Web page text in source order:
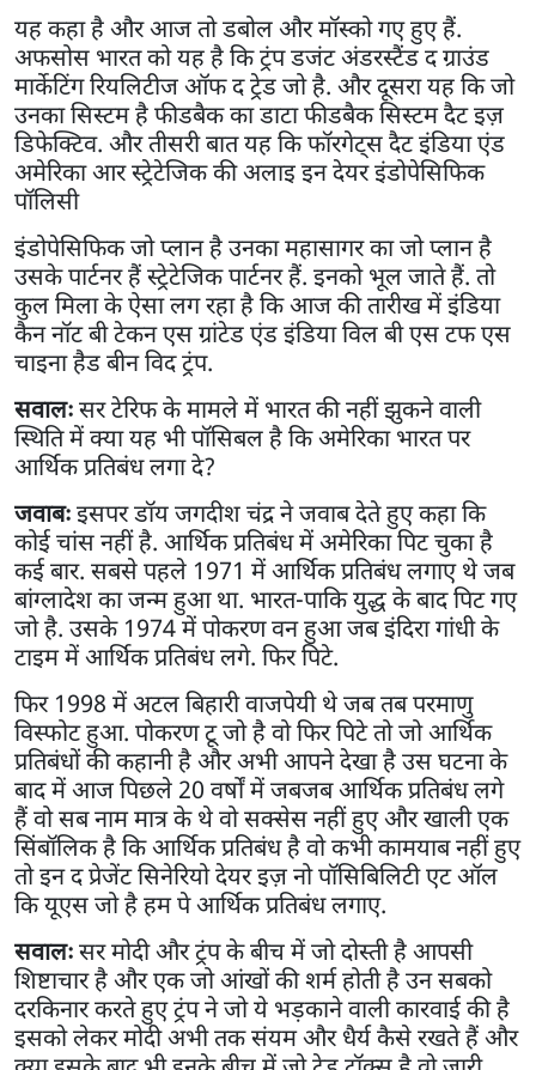
यह कहा है और आज तो डबोल और मॉस्को गए हुए हैं.
अफसोस भारत को यह है कि ट्रंप डजंट अंडरस्टैंड द ग्राउंड
मार्केटिंग रियलिटीज ऑफ द ट्रेड जो है. और दूसरा यह कि जो
उनका सिस्टम है फीडबैक का डाटा फीडबैक सिस्टम दैट इज़
डिफेक्टिव. और तीसरी बात यह कि फॉरगेट्स दैट इंडिया एंड
अमेरिका आर स्ट्रेटेजिक की अलाइ इन देयर इंडोपेसिफिक
पॉलिसी
इंडोपेसिफिक जो प्लान है उनका महासागर का जो प्लान है
उसके पार्टनर हैं स्ट्रेटेजिक पार्टनर हैं. इनको भूल जाते हैं. तो
कुल मिला के ऐसा लग रहा है कि आज की तारीख में इंडिया
कैन नॉट बी टेकन एस ग्रांटेड एंड इंडिया विल बी एस टफ एस
चाइना हैड बीन विद ट्रंप.
सवालःसर टेरिफ के मामले में भारत की नहीं झुकने वाली
स्थिति में क्या यह भी पॉसिबल है कि अमेरिका भारत पर
आर्थिक प्रतिबंध लगा दे?
जवाबःइसपर डॉय जगदीश चंद्र ने जवाब देते हुए कहा कि
कोई चांस नहीं है. आर्थिक प्रतिबंध में अमेरिका पिट चुका है
कई बार. सबसे पहले 1971 में आर्थिक प्रतिबंध लगाए थे जब
बांग्लादेश का जन्म हुआ था. भारत-पाकि युद्ध के बाद पिट गए
जो है. उसके 1974 में पोकरण वन हुआ जब इंदिरा गांधी के
टाइम में आर्थिक प्रतिबंध लगे. फिर पिटे.
फिर 1998 में अटल बिहारी वाजपेयी थे जब तब परमाणु
विस्फोट हुआ. पोकरण टू जो है वो फिर पिटे तो जो आर्थिक
प्रतिबंधों की कहानी है और अभी आपने देखा है उस घटना के
बाद में आज पिछले 20 वर्षों में जबजब आर्थिक प्रतिबंध लगे
हैं वो सब नाम मात्र के थे वो सक्सेस नहीं हुए और खाली एक
सिंबॉलिक है कि आर्थिक प्रतिबंध है वो कभी कामयाब नहीं हुए
तो इन द प्रेजेंट सिनेरियो देयर इज़ नो पॉसिबिलिटी एट ऑल
कि यूएस जो है हम पे आर्थिक प्रतिबंध लगाए.
सवालःसर मोदी और ट्रंप के बीच में जो दोस्ती है आपसी
शिष्टाचार है और एक जो आंखों की शर्म होती है उन सबको
दरकिनार करते हुए ट्रंप ने जो ये भड़काने वाली कारवाई की है
इसको लेकर मोदी अभी तक संयम और धैर्य कैसे रखते हैं और